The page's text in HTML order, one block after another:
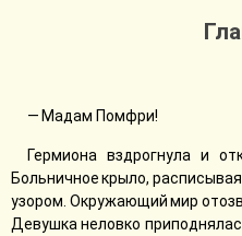
— Мадам Помфри!
Гермиона вздрогнула и
Больничное крыло,
узором. Окружающий мир
Девушка неловко